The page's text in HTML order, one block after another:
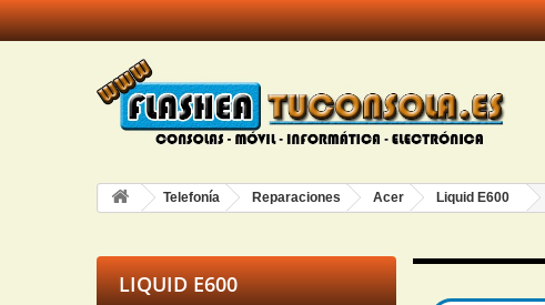
Telefonía Reparaciones Acer Liquid E600
LIQUID E600